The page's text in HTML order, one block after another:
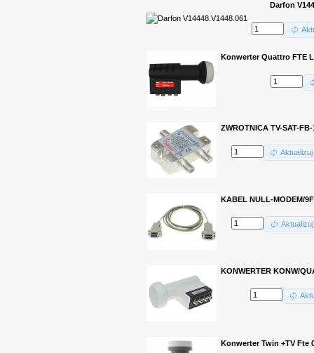
Darfon
Konwerter Quattro FTE
ZWROTNICA TV-SAT-FB-
Aktualizuj
KABEL NULL-MODEM/
Aktualizuj
KONWERTER KONW/
Konwerter Twin +TV Fte